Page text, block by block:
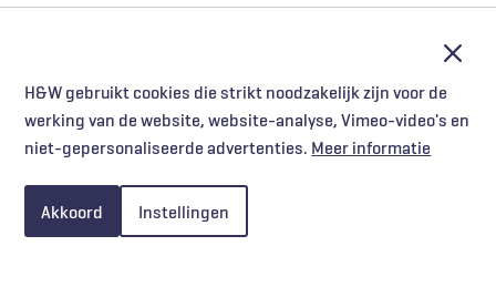
H&W gebruikt cookies die strikt noodzakelijk zijn voor de
werking van de website, website-analyse, Vimeo-video's en
niet-gepersonaliseerde advertenties. Meer informatie
Akkoord Instellingen